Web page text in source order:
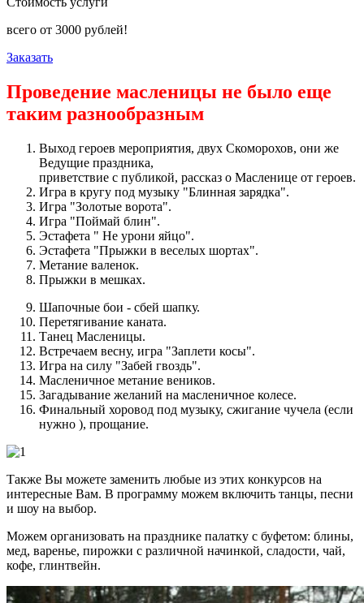
всего от 3000 рублей!
Заказать
Проведение масленицы не было еще
таким разнообразным
Выход героев мероприятия, двух Скоморохов, они же
Ведущие праздника,
приветствие с публикой, рассказ о Масленице от героев.
Игра в кругу под музыку "Блинная зарядка".
Игра "Золотые ворота".
Игра "Поймай блин".
Эстафета " Не урони яйцо".
Эстафета "Прыжки в веселых шортах".
Метание валенок.
Прыжки в мешках.
Шапочные бои - сбей шапку.
Перетягивание каната.
Танец Масленицы.
Встречаем весну, игра "Заплети косы".
Игра на силу "Забей гвоздь".
Масленичное метание веников.
Загадывание желаний на масленичное колесе.
Финальный хоровод под музыку, сжигание чучела (если
нужно ), прощание.
Также Вы можете заменить любые из этих конкурсов на
интересные Вам. В программу можем включить танцы, песни
и шоу на выбор.
Можем организовать на празднике палатку с буфетом: блины,
мед, варенье, пирожки с различной начинкой, сладости, чай,
кофе, глинтвейн.